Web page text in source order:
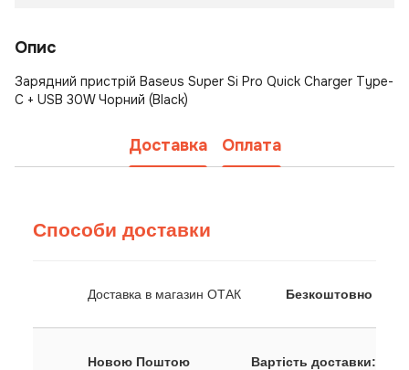
Опис
Зарядний пристрій Baseus Super Si Pro Quick Charger Type-
C + USB 30W Чорний (Black)
Доставка Оплата
Способи доставки
Доставка в магазин ОТАК Безкоштовно
Новою Поштою Вартість доставки: